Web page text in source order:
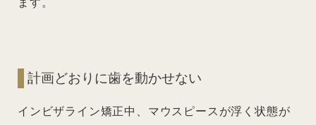
計画どおりに歯を動かせない
インビザライン矯正中、マウスピースが浮く状態が